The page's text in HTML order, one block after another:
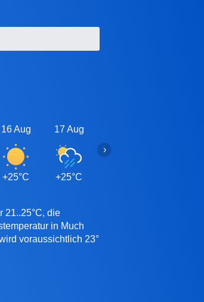
16 Aug
+25°C
17 Aug
+25°C
›
21..25°C, die
in Much
voraussichtlich 23°